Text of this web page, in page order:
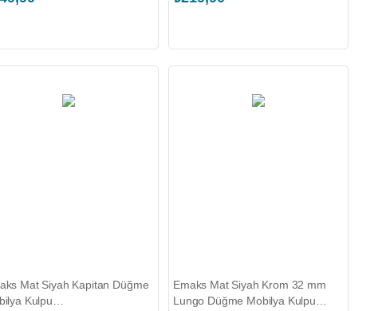
Mat Siyah Kapitan Düğme
Kulpu
Emaks Mat Siyah Krom 32 mm
Lungo Düğme Mobilya Kulpu